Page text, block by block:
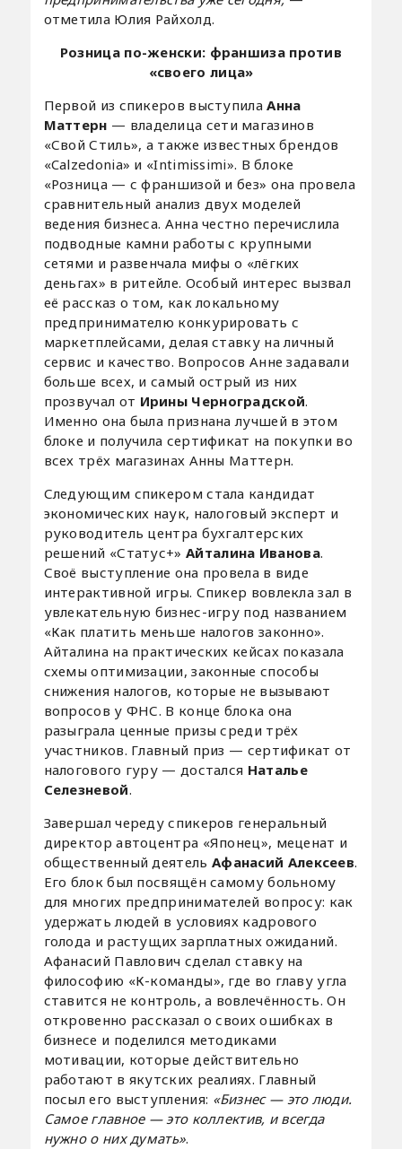
отметила Юлия Райхолд.
Розница по-женски: франшиза против
«своего лица»
Первой из спикеров выступилаАнна
Маттерн — владелица сети магазинов
«Свой Стиль», а также известных брендов
«Calzedonia» и «Intimissimi». В блоке
«Розница — с франшизой и без» она провела
сравнительный анализ двух моделей
ведения бизнеса. Анна честно перечислила
подводные камни работы с крупными
сетями и развенчала мифы о «лёгких
деньгах» в ритейле. Особый интерес вызвал
её рассказ о том, как локальному
предпринимателю конкурировать с
маркетплейсами, делая ставку на личный
сервис и качество. Вопросов Анне задавали
больше всех, и самый острый из них
прозвучал от Ирины Черноградской.
Именно она была признана лучшей в этом
блоке и получила сертификат на покупки во
всех трёх магазинах Анны Маттерн.
Следующим спикером стала кандидат
экономических наук, налоговый эксперт и
руководитель центра бухгалтерских
решений «Статус+» Айталина Иванова.
Своё выступление она провела в виде
интерактивной игры. Спикер вовлекла зал в
увлекательную бизнес-игру под названием
«Как платить меньше налогов законно».
Айталина на практических кейсах показала
схемы оптимизации, законные способы
снижения налогов, которые не вызывают
вопросов у ФНС. В конце блока она
разыграла ценные призы среди трёх
участников. Главный приз — сертификат от
налогового гуру — достался Наталье
Селезневой.
Завершал череду спикеров генеральный
директор автоцентра «Японец», меценат и
общественный деятель Афанасий Алексеев.
Его блок был посвящён самому больному
для многих предпринимателей вопросу: как
удержать людей в условиях кадрового
голода и растущих зарплатных ожиданий.
Афанасий Павлович сделал ставку на
философию «К-команды», где во главу угла
ставится не контроль, а вовлечённость. Он
откровенно рассказал о своих ошибках в
бизнесе и поделился методиками
мотивации, которые действительно
работают в якутских реалиях. Главный
посыл его выступления: «Бизнес — это люди.
Самое главное — это коллектив, и всегда
нужно о них думать».